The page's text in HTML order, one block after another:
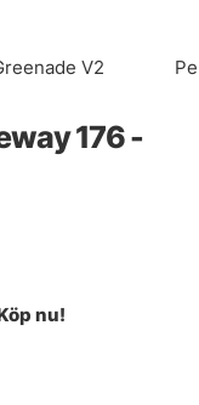
V2
176 -
nu!